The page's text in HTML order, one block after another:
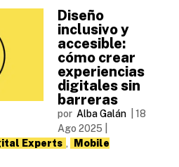
Diseño
inclusivo y
accesible:
cómo crear
experiencias
digitales sin
barreras
por Alba Galán
18
Ago 2025
Experts ,
Mobile